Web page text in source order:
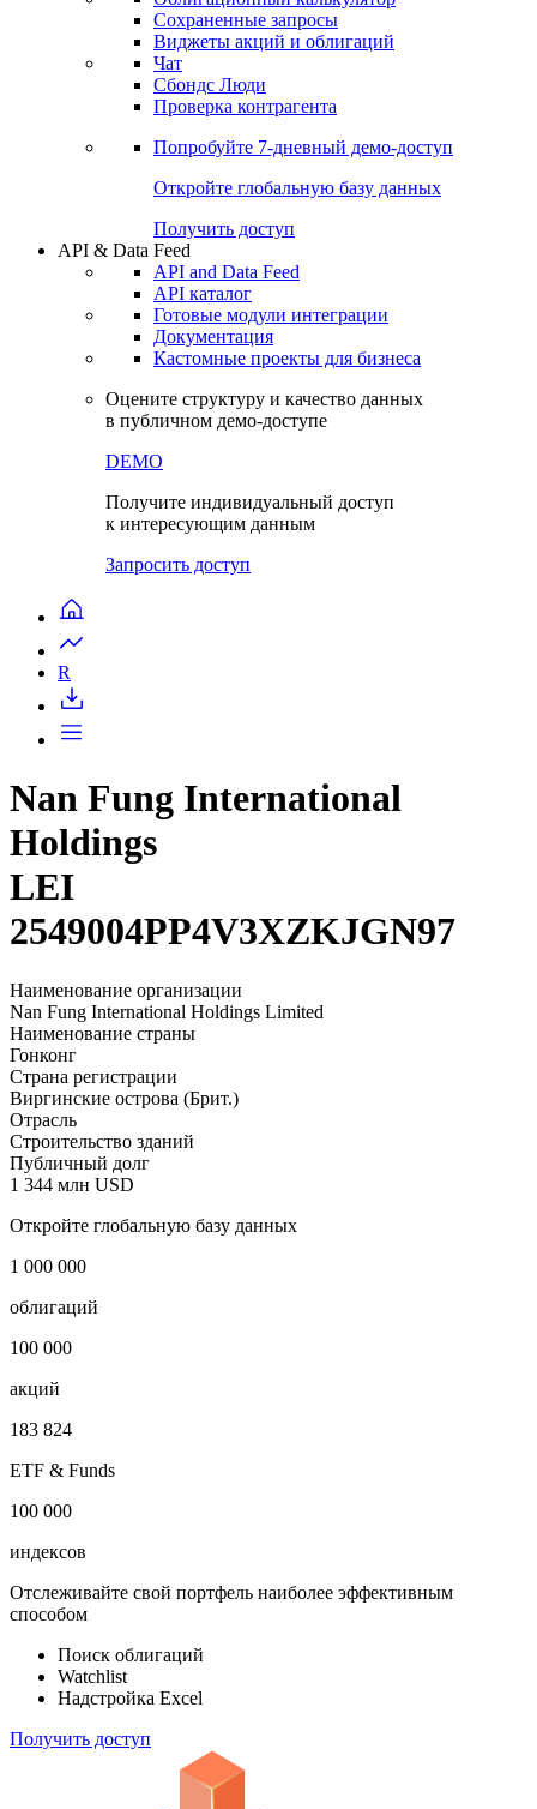
Сохраненные запросы
Виджеты акций и облигаций
Чат
Сбондс Люди
Проверка контрагента
Попробуйте 7-дневный демо-доступ
Откройте глобальную базу данных
Получить доступ
API & Data Feed
API and Data Feed
API каталог
Готовые модули интеграции
Документация
Кастомные проекты для бизнеса
Оцените структуру и качество данных
в публичном демо-доступе
DEMO
Получите индивидуальный доступ
к интересующим данным
Запросить доступ
R
Nan Fung International
Holdings
LEI
2549004PP4V3XZKJGN97
Наименование организации
Nan Fung International Holdings Limited
Наименование страны
Гонконг
Страна регистрации
Виргинские острова (Брит.)
Отрасль
Строительство зданий
Публичный долг
1 344 млн USD
Откройте глобальную базу данных
1 000 000
облигаций
100 000
акций
183 824
ETF & Funds
100 000
индексов
Отслеживайте свой портфель наиболее эффективным
способом
Поиск облигаций
Watchlist
Надстройка Excel
Получить доступ